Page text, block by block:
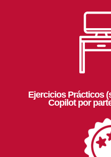
Ejercicios Prácticos
Copilot por